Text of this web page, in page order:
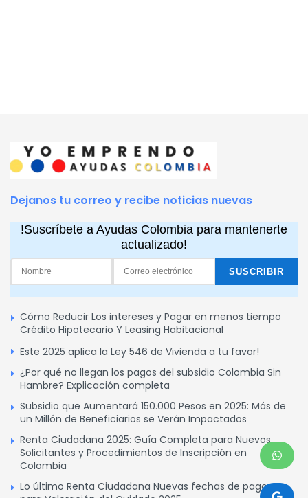
Dejanos tu correo y recibe noticias nuevas
!Suscríbete a Ayudas Colombia para mantenerte
actualizado!
Cómo Reducir Los intereses y Pagar en menos tiempo
Crédito Hipotecario Y Leasing Habitacional
Este 2025 aplica la Ley 546 de Vivienda a tu favor!
¿Por qué no llegan los pagos del subsidio Colombia Sin
Hambre? Explicación completa
Subsidio que Aumentará 150.000 Pesos en 2025: Más de
un Millón de Beneficiarios se Verán Impactados
Renta Ciudadana 2025: Guía Completa para Nuevos
Solicitantes y Procedimientos de Inscripción en
Colombia
Lo último Renta Ciudadana Nuevas fechas de pagos